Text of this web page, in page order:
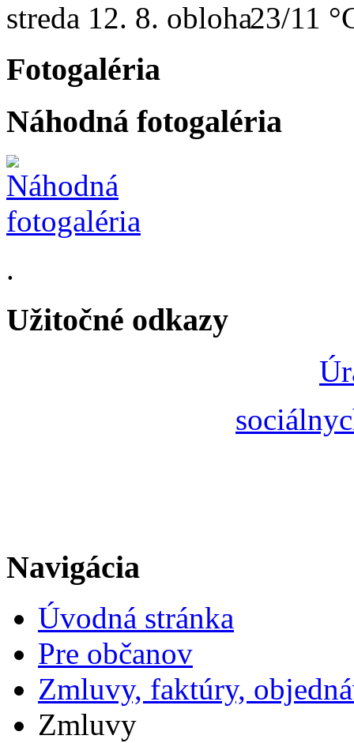
streda 12. 8. 23/11
Fotogaléria
Náhodná fotogaléria
.
Užitočné odkazy
Navigácia
Úvodná stránka
Pre občanov
Zmluvy, faktúry,
Zmluvy